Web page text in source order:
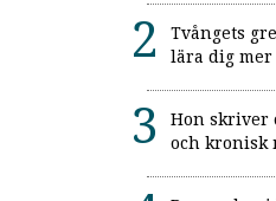
Tvångets
lära dig mer
Hon skriver
och kronisk